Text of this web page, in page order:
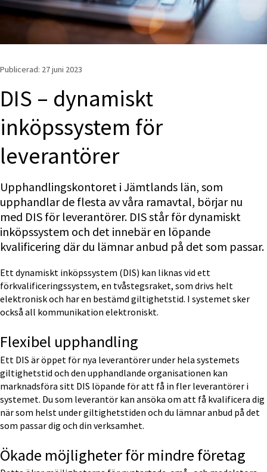
Publicerad: 27 juni 2023
DIS – dynamiskt
inköpssystem för
leverantörer
Upphandlingskontoret i Jämtlands län, som
upphandlar de flesta av våra ramavtal, börjar nu
med DIS för leverantörer. DIS står för dynamiskt
inköpssystem och det innebär en löpande
kvalificering där du lämnar anbud på det som passar.
Ett dynamiskt inköpssystem (DIS) kan liknas vid ett
förkvalificeringssystem, en tvåstegsraket, som drivs helt
elektronisk och har en bestämd giltighetstid. I systemet sker
också all kommunikation elektroniskt.
Flexibel upphandling
Ett DIS är öppet för nya leverantörer under hela systemets
giltighetstid och den upphandlande organisationen kan
marknadsföra sitt DIS löpande för att få in fler leverantörer i
systemet. Du som leverantör kan ansöka om att få kvalificera dig
när som helst under giltighetstiden och du lämnar anbud på det
som passar dig och din verksamhet.
Ökade möjligheter för mindre företag